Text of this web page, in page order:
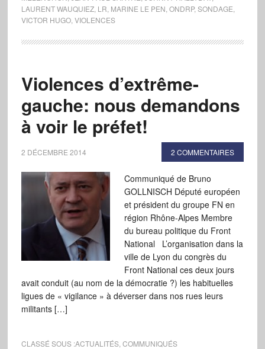
LAURENT WAUQUIEZ, LR MARINE LE PEN ONDRP, SONDAGE
VICTOR HUGO, VIOLENCES
Violences d’extrême-
gauche: nous demandons
à voir le préfet!
2 DÉCEMBRE 2014 2 COMMENTAIRES
Communiqué de Bruno
GOLLNISCH Député européen
et président du groupe FN en
région Rhône-Alpes Membre
du bureau politique du Front
National L’organisation dans la
ville de Lyon du congrès du
Front National ces deux jours
avait conduit (au nom de la démocratie ?) les habituelles
ligues de « vigilance » à déverser dans nos rues leurs
militants […]
CLASSÉ SOUS :ACTUALITÉS, COMMUNIQUÉS